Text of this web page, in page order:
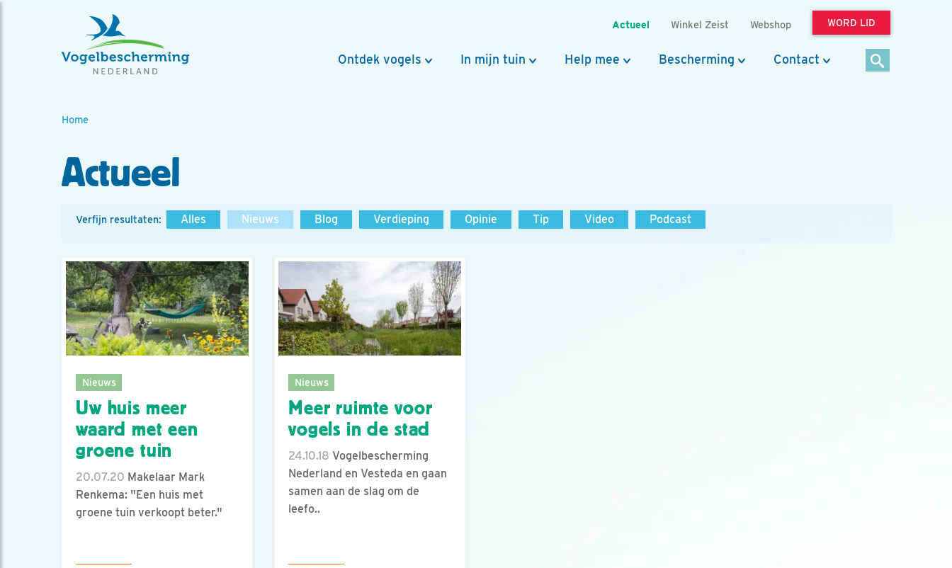
Actueel Winkel Zeist Webshop WORD LID
Ontdek vogels In mijn tuin Help mee Bescherming Contact
Home
Actueel
Verfijn resultaten: Alles Nieuws Blog Verdieping Opinie Tip Video Podcast
Nieuws
Uw huis meer
waard met een
groene tuin
20.07.20 Makelaar Mark
Renkema: "Een huis met
groene tuin verkoopt beter."
Nieuws
Meer ruimte voor
vogels in de stad
24.10.18 Vogelbescherming
Nederland en Vesteda en gaan
samen aan de slag om de
leefo..